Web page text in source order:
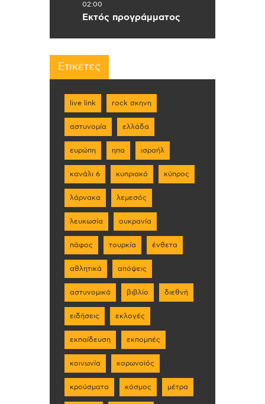
02:00
Εκτός προγράμματος
Ετικέτες
live link rock σκηνη
αστυνομία ελλάδα
ευρώπη ηπα ισραήλ
κανάλι 6 κυπριακό κύπρος
λάρνακα λεμεσός
λευκωσία ουκρανία
πάφος τουρκία ένθετα
αθλητικά απόψεις
αστυνομικά βιβλίο διεθνή
ειδήσεις εκλογές
εκπαίδευση εκπομπές
κοινωνία κορωνοϊός
κρούσματα κόσμος μέτρα